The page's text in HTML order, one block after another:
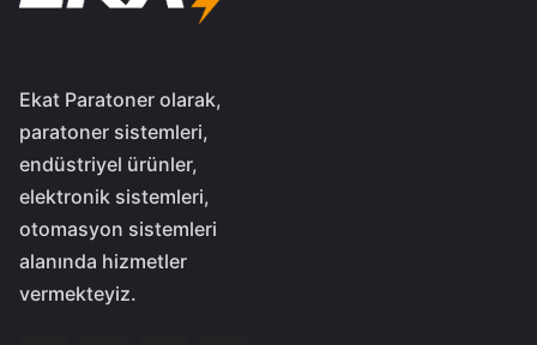
Ekat Paratoner olarak,
paratoner sistemleri,
endüstriyel ürünler,
elektronik sistemleri,
otomasyon sistemleri
alanında hizmetler
vermekteyiz.